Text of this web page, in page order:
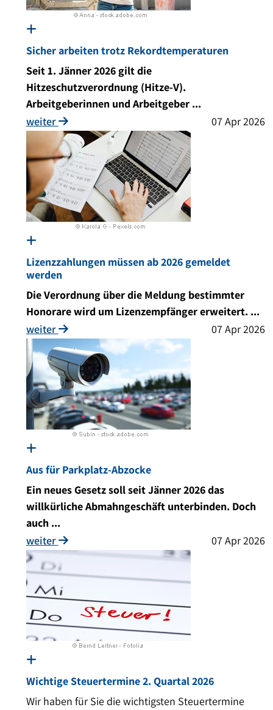
Sicher arbeiten trotz Rekordtemperaturen
Seit 1. Jänner 2026 gilt die
Hitzeschutzverordnung (Hitze-V).
Arbeitgeberinnen und Arbeitgeber ...
weiter
07 Apr 2026
Lizenzzahlungen müssen ab 2026 gemeldet
werden
Die Verordnung über die Meldung bestimmter
Honorare wird um Lizenzempfänger erweitert. ...
weiter
07 Apr 2026
Aus für Parkplatz-Abzocke
Ein neues Gesetz soll seit Jänner 2026 das
willkürliche Abmahngeschäft unterbinden. Doch
auch ...
weiter
07 Apr 2026
Wichtige Steuertermine 2. Quartal 2026
Wir haben für Sie die wichtigsten Steuertermine